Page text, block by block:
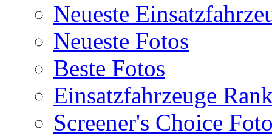
Neueste
Neueste Fotos
Beste Fotos
Einsatzfahrzeuge
Screener's Choice